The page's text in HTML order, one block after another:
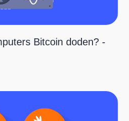
Bitcoin doden? -